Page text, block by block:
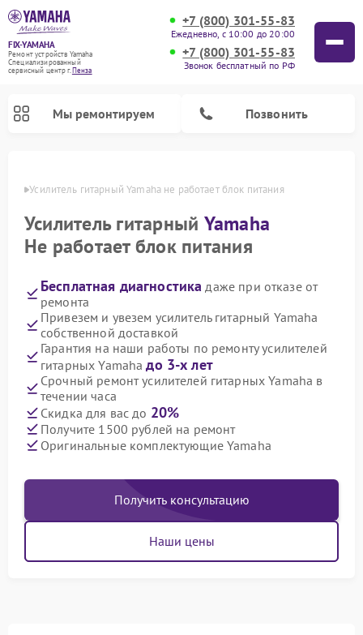
FIX-YAMAHA
Ремонт устройств Yamaha
Специализированный
cервисный центр г.Пенза
+7 (800) 301-55-83
Ежедневно, с 10:00 до 20:00
+7 (800) 301-55-83
Звонок бесплатный по РФ
Мы ремонтируем Позвонить
Усилитель гитарный Yamaha не работает блок питания
Усилитель гитарный Yamaha
Не работает блок питания
Бесплатная диагностика даже при отказе от
ремонта
Привезем и увезем усилитель гитарный Yamaha
собственной доставкой
Гарантия на наши работы по ремонту усилителей
гитарных Yamahaдо 3-х лет
Срочный ремонт усилителей гитарных Yamaha в
течении часа
Скидка для вас до 20%
Получите 1500 рублей на ремонт
Оригинальные комплектующие Yamaha
Получить консультацию
Наши цены